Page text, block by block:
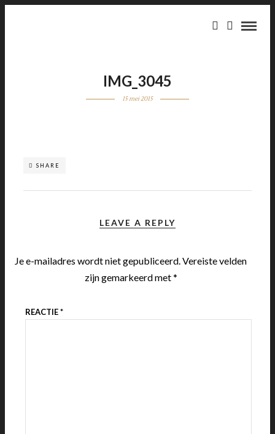
IMG_3045
15 mei 2015
SHARE
LEAVE A REPLY
Je e-mailadres wordt niet gepubliceerd.Vereiste velden
zijn gemarkeerd met*
REACTIE*